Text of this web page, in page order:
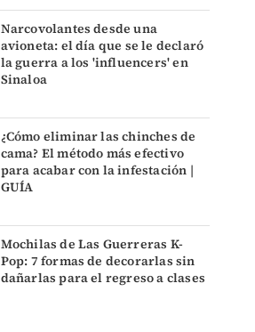
Narcovolantes desde una
avioneta: el día que se le declaró
la guerra a los 'influencers' en
Sinaloa
¿Cómo eliminar las chinches de
cama? El método más efectivo
para acabar con la infestación |
GUÍA
Mochilas de Las Guerreras K-
Pop: 7 formas de decorarlas sin
dañarlas para el regreso a clases